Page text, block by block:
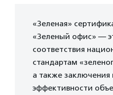
«Зеленая»
«Зеленый офис» —
соответствия
стандартам
а также заключения
эффективности